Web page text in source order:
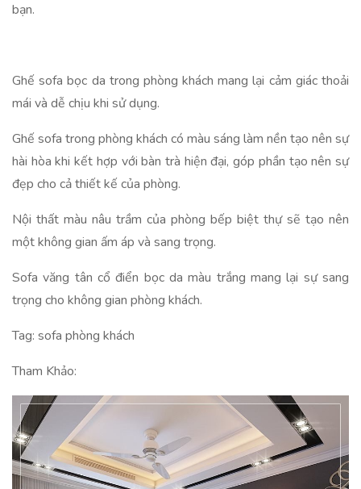
bạn.
Ghế sofa bọc da trong phòng khách mang lại cảm giác thoải
mái và dễ chịu khi sử dụng.
Ghế sofa trong phòng khách có màu sáng làm nền tạo nên sự
hài hòa khi kết hợp với bàn trà hiện đại, góp phần tạo nên sự
đẹp cho cả thiết kế của phòng.
Nội thất màu nâu trầm của phòng bếp biệt thự sẽ tạo nên
một không gian ấm áp và sang trọng.
Sofa văng tân cổ điển bọc da màu trắng mang lại sự sang
trọng cho không gian phòng khách.
Tag: sofa phòng khách
Tham Khảo: